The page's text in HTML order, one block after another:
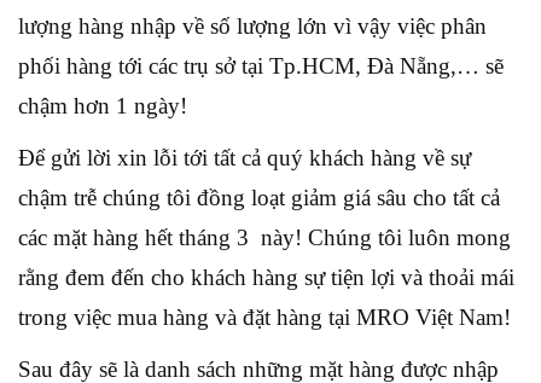
lượng hàng nhập về số lượng lớn vì vậy việc phân
phối hàng tới các trụ sở tại Tp.HCM, Đà Nẵng,… sẽ
chậm hơn 1 ngày!
Để gửi lời xin lỗi tới tất cả quý khách hàng về sự
chậm trễ chúng tôi đồng loạt giảm giá sâu cho tất cả
các mặt hàng hết tháng 3 này! Chúng tôi luôn mong
rằng đem đến cho khách hàng sự tiện lợi và thoải mái
trong việc mua hàng và đặt hàng tại MRO Việt Nam!
Sau đây sẽ là danh sách những mặt hàng được nhập